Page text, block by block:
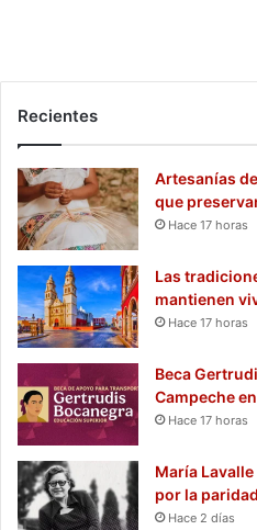
Recientes
Artesanías
que
Hace 17 horas
Las
mantienen
Hace 17 horas
Beca
Campeche
Hace 17 horas
María
por la
Hace 2 días